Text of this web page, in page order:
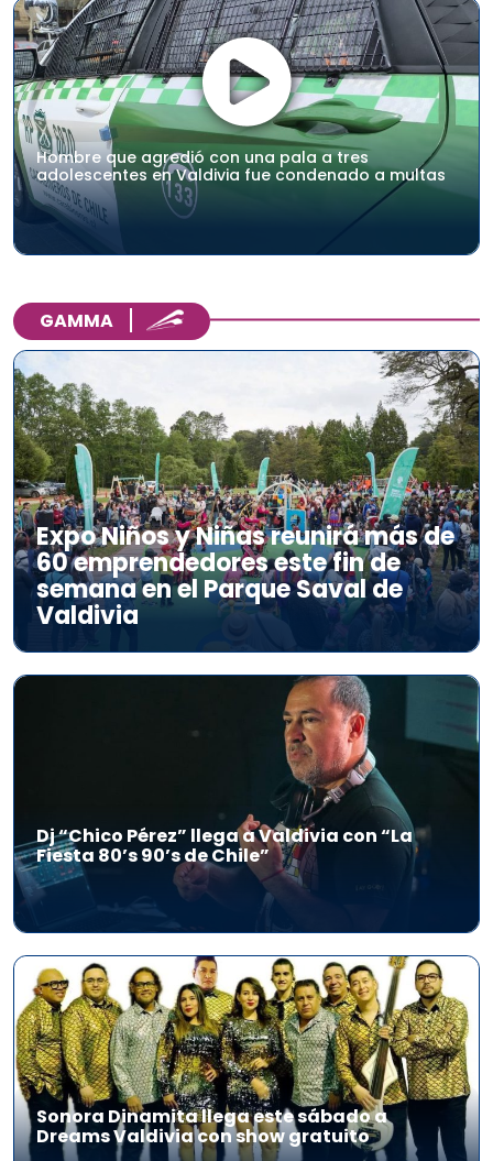
Hombre que agredió con una pala a tres
adolescentes en Valdivia fue condenado a multas
GAMMA
Expo Niños y Niñas reunirá más de
60 emprendedores este fin de
semana en el Parque Saval de
Valdivia
Dj “Chico Pérez” llega a Valdivia con “La
Fiesta 80’s 90’s de Chile”
Sonora Dinamita llega este sábado a
Dreams Valdivia con show gratuito